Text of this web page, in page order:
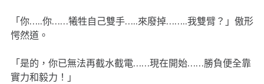
「你…..你……犧牲自己雙手…..來廢掉……..我雙臂？」傲形
愕然道。
「是的，你已無法再截水截電……現在開始……勝負便全靠
實力和毅力！」